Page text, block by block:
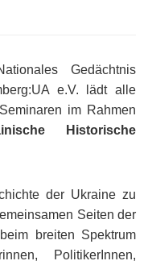
Gedächtnis
e.V. lädt alle
im Rahmen
Historische
der Ukraine zu
Seiten der
breiten Spektrum
PolitikerInnen,